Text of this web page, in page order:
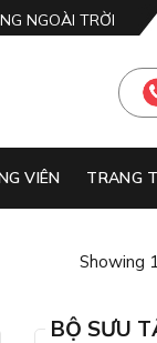
NGOÀI TRỜI
VIÊN TRANG
Showing
BỘ SƯU